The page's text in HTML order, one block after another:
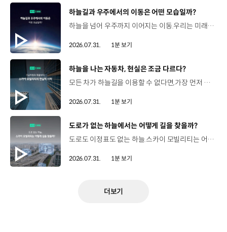
[동영상]
하늘길과 우주에서의 이동은 어떤 모습일까?
하늘을 넘어 우주까지 이어지는 이동.우리는 미래 모빌리티를 어떤 모습으로 상상해볼 수 있을까요? 현대진행형 팟캐스트 EP.20에서 확인하세요.📻 #현대자동차그룹 #현대진행형 #모빌리티팟캐스트 #하늘길 #스카이모빌리티 #우주 #우주항공 #자율주행 #모빌리티
2026.07.31. 1분 보기
[동영상]
하늘을 나는 자동차, 현실은 조금 다르다?
모든 차가 하늘길을 이용할 수 없다면,가장 먼저 하늘을 달리게 될 모빌리티는 무엇일까요? 현대진행형 팟캐스트 EP.20에서 확인하세요.📻 #현대자동차그룹 #현대진행형 #모빌리티팟캐스트 #하늘길 #스카이모빌리티 #우주 #우주항공 #자율주행 #모빌리티
2026.07.31. 1분 보기
[동영상]
도로가 없는 하늘에서는 어떻게 길을 찾을까?
도로도 이정표도 없는 하늘.스카이 모빌리티는 어떻게 목적지까지 이동할 수 있을까요? 현대진행형 팟캐스트 EP.20에서 확인하세요.📻 #현대자동차그룹 #현대진행형 #모빌리티팟캐스트 #하늘길 #스카이모빌리티 #우주 #우주항공 #자율주행 #모빌리티
2026.07.31. 1분 보기
더보기